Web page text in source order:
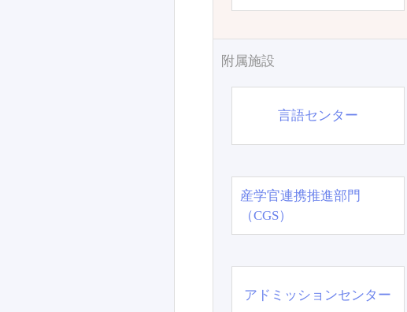
附属施設
言語センター
産学官連携推進部門
（CGS）
アドミッションセンター